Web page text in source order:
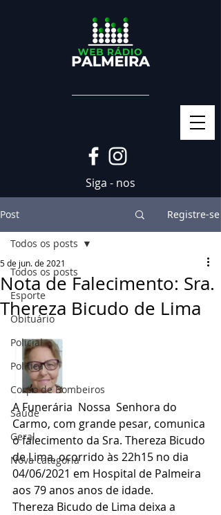
Siga - nos
Post Registre-se
Todos os posts
Esporte
Obituário
Policial
Politica
Corpo de Bombeiros
Saúde
Geral
Nova categoria
Todos os posts
Nota de Falecimento: Sra.
Thereza Bicudo de Lima
5 de jun. de 2021
A Funerária  Nossa  Senhora do
Carmo, com grande pesar, comunica
o falecimento da Sra. Thereza Bicudo
de Lima, ocorrido às 22h15 no dia
04/06/2021 em Hospital de Palmeira
aos 79 anos anos de idade.
Thereza Bicudo de Lima deixa a